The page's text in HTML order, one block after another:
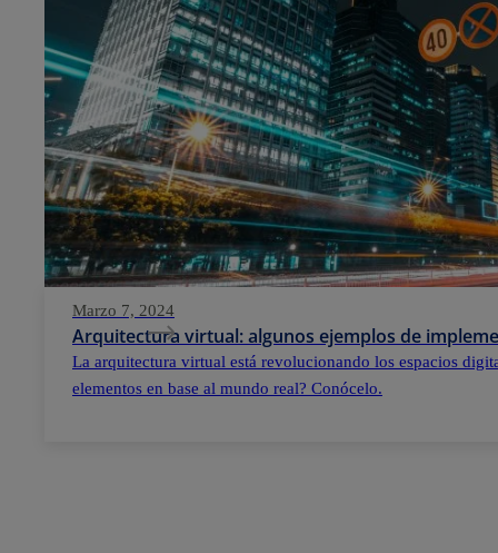
Marzo 7, 2024
Arquitectura virtual: algunos ejemplos de
La arquitectura virtual está revolucionando los espacios
elementos en base al mundo real? Conócelo.